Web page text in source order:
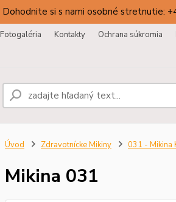
Dohodnite si s nami osobné stretnutie:
Fotogaléria Kontakty Ochrana súkromia
Úvod Zdravotnícke Mikiny 031 - Mikina
Mikina 031